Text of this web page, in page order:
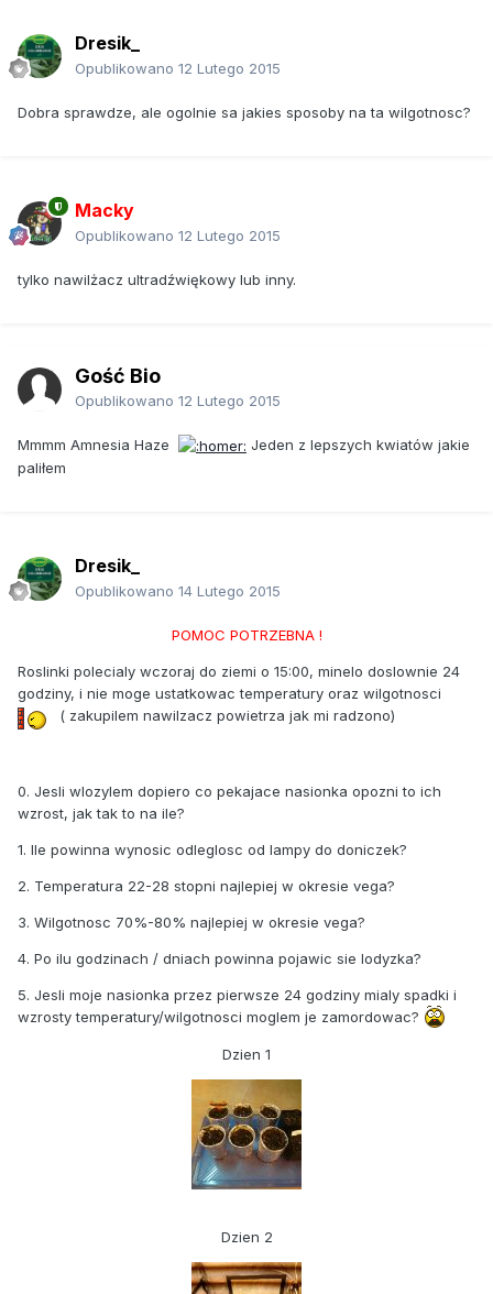
Dresik_
Opublikowano 12 Lutego 2015
Dobra sprawdze, ale ogolnie sa jakies sposoby na ta wilgotnosc?
Macky
Opublikowano 12 Lutego 2015
tylko nawilżacz ultradźwiękowy lub inny.
Gość Bio
Opublikowano 12 Lutego 2015
Mmmm Amnesia Haze
Jeden z lepszych kwiatów jakie
paliłem
Dresik_
Opublikowano 14 Lutego 2015
POMOC POTRZEBNA !
Roslinki polecialy wczoraj do ziemi o 15:00, minelo doslownie 24
godziny, i nie moge ustatkowac temperatury oraz wilgotnosci
( zakupilem nawilzacz powietrza jak mi radzono)
0. Jesli wlozylem dopiero co pekajace nasionka opozni to ich
wzrost, jak tak to na ile?
1. Ile powinna wynosic odleglosc od lampy do doniczek?
2. Temperatura 22-28 stopni najlepiej w okresie vega?
3. Wilgotnosc 70%-80% najlepiej w okresie vega?
4. Po ilu godzinach / dniach powinna pojawic sie lodyzka?
5. Jesli moje nasionka przez pierwsze 24 godziny mialy spadki i
wzrosty temperatury/wilgotnosci moglem je zamordowac?
Dzien 1
Dzien 2